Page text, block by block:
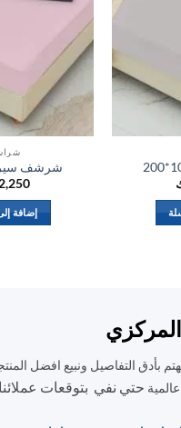
شراشف
شرشف سير 120*200
2,250د.ك
إضافة إلى
ونبيع افضل المنتجات
حتي نفي بتوقعات عملائنا.